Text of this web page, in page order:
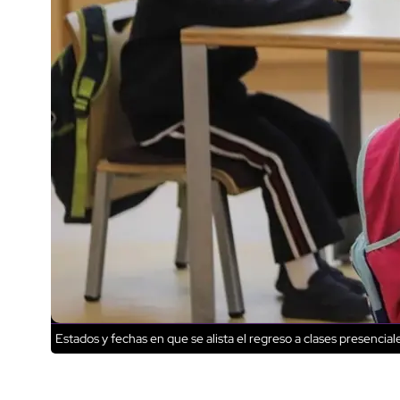
Estados y fechas en que se alista el regreso a clases